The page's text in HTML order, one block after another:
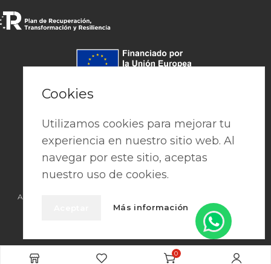
Aviso Legal
2026 © • PREFAES • Crafted with Passion byPublisima
0
AÑADIR AL CARRITO
Cookies
Utilizamos cookies para mejorar tu
experiencia en nuestro sitio web. Al
navegar por este sitio, aceptas
nuestro uso de cookies.
Más información